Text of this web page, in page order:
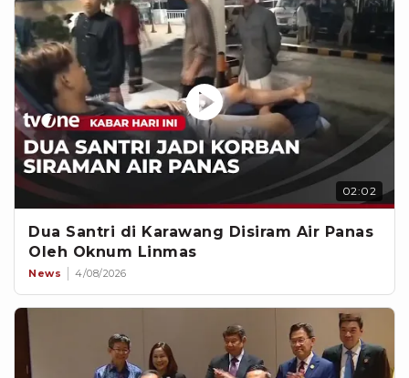
02:02
Dua Santri di Karawang Disiram Air Panas
Oleh Oknum Linmas
News 4/08/2026